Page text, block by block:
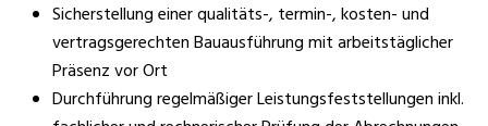
Sicherstellung einer qualitäts-, termin-, kosten- und
vertragsgerechten Bauausführung mit arbeitstäglicher
Präsenz vor Ort
Durchführung regelmäßiger Leistungsfeststellungen inkl.